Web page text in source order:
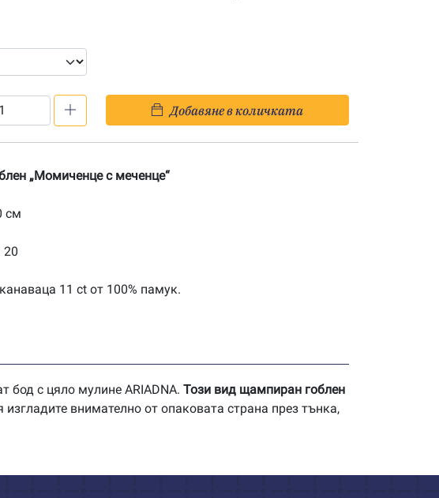
Добавяне в количката
„Момиченце с меченце“
см
20
11 ct от 100% памук.
бод с цяло мулине ARIADNA. Този вид щампиран гоблен
внимателно от опаковата страна през тънка,